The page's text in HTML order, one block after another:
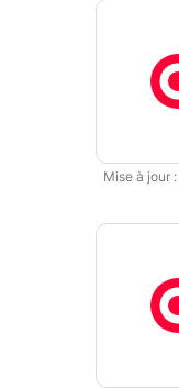
Mise à jour: